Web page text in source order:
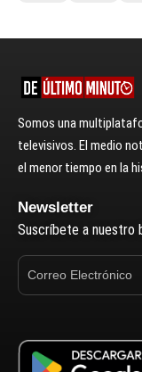
Somos una
televisivos. El medio
el menor tiempo en la
Newsletter
Suscríbete a nuestro